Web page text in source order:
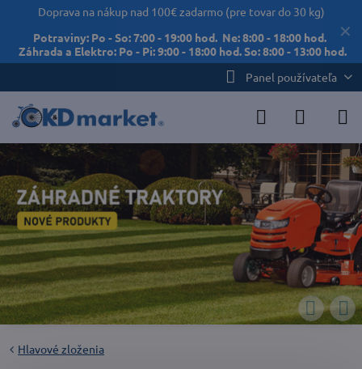
✕
Doprava na nákup nad 100€ zadarmo (pre tovar do 30 kg)
Potraviny: Po - So: 7:00 - 19:00 hod. Ne: 8:00 - 18:00 hod.
Záhrada a Elektro: Po - Pi: 9:00 - 18:00 hod. So: 8:00 - 13:00 hod.
Panel používateľa
Hlavové zloženia